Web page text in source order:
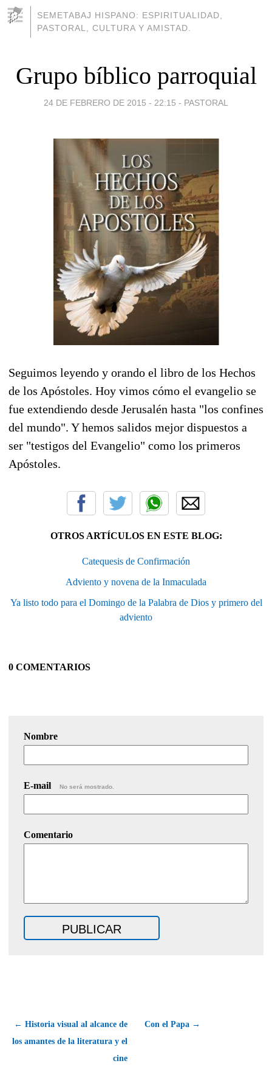
SEMETABAJ HISPANO: ESPIRITUALIDAD,
PASTORAL, CULTURA Y AMISTAD.
Grupo bíblico parroquial
24 DE FEBRERO DE 2015 - 22:15 - PASTORAL
Seguimos leyendo y orando el libro de los Hechos
de los Apóstoles. Hoy vimos cómo el evangelio se
fue extendiendo desde Jerusalén hasta "los confines
del mundo". Y hemos salidos mejor dispuestos a
ser "testigos del Evangelio" como los primeros
Apóstoles.
OTROS ARTÍCULOS EN ESTE BLOG:
Catequesis de Confirmación
Adviento y novena de la Inmaculada
Ya listo todo para el Domingo de la Palabra de Dios y primero del
adviento
0 COMENTARIOS
Nombre
E-mail No será mostrado.
Comentario
← Historia visual al alcance de
los amantes de la literatura y el
cine
Con el Papa →